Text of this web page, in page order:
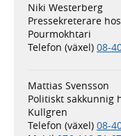
Niki Westerberg
Pressekreterare
Pourmokhtari
Telefon (växel) 08-
Mattias Svensson
Politiskt sakkunnig
Kullgren
Telefon (växel) 08-